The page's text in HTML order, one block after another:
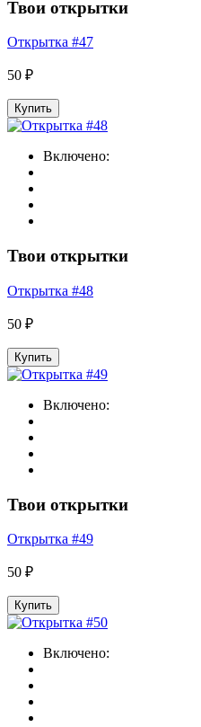
Твои открытки
Открытка #47
50 ₽
Купить
Включено:
Твои открытки
Открытка #48
50 ₽
Купить
Включено:
Твои открытки
Открытка #49
50 ₽
Купить
Включено: